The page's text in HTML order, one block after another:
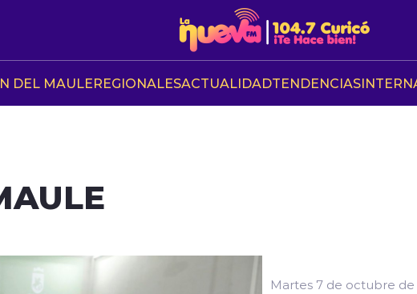
DEL MAULEREGIONALESACTUALIDADTENDENCIAS
Martes 7 de octubre de